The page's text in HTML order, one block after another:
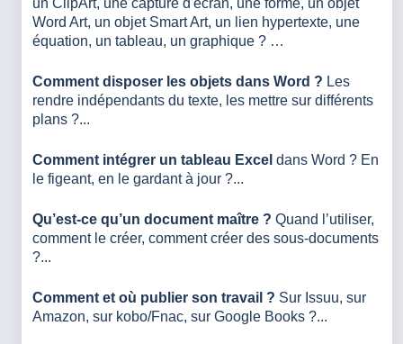
un ClipArt, une capture d'écran, une forme, un objet
Word Art, un objet Smart Art, un lien hypertexte, une
équation, un tableau, un graphique ? …
Comment disposer les objets dans Word ? Les
rendre indépendants du texte, les mettre sur différents
plans ?...
Comment intégrer un tableau Excel dans Word ? En
le figeant, en le gardant à jour ?...
Qu’est-ce qu’un document maître ? Quand l’utiliser,
comment le créer, comment créer des sous-documents
?...
Comment et où publier son travail ? Sur Issuu, sur
Amazon, sur kobo/Fnac, sur Google Books ?...